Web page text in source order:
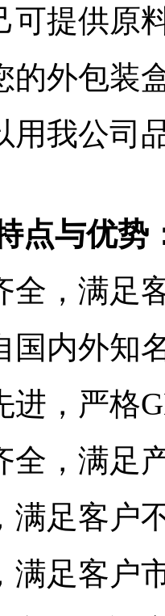
可提供原
的外包装
用我公司
点与优势
全，满足
国内外知
进，严格
全，满足
满足客户
满足客户